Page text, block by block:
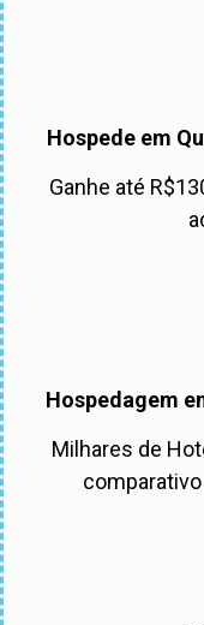
Hospede em
Ganhe até
Hospedagem
Milhares de